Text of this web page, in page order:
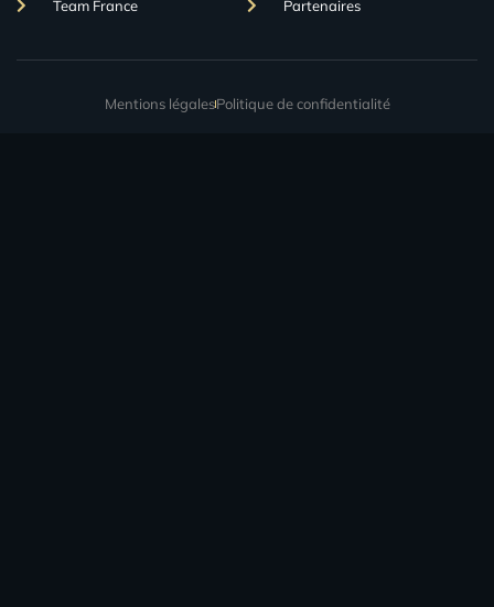
Team France Partenaires
Mentions légalesPolitique de confidentialité